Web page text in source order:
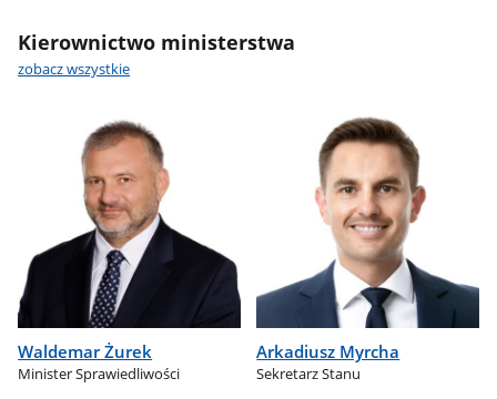
Kierownictwo ministerstwa
zobacz wszystkie
Waldemar Żurek
Minister Sprawiedliwości
Arkadiusz Myrcha
Sekretarz Stanu